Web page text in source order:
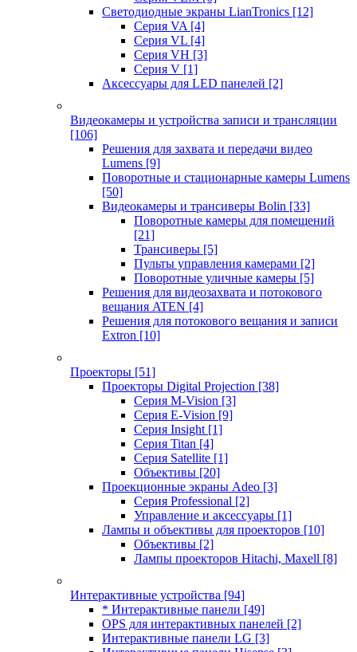
Светодиодные экраны LianTronics [12]
Серия VA [4]
Серия VL [4]
Серия VH [3]
Серия V [1]
Аксессуары для LED панелей [2]
Видеокамеры и устройства записи и трансляции
[106]
Решения для захвата и передачи видео
Lumens [9]
Поворотные и стационарные камеры Lumens
[50]
Видеокамеры и трансиверы Bolin [33]
Поворотные камеры для помещений
[21]
Трансиверы [5]
Пульты управления камерами [2]
Поворотные уличные камеры [5]
Решения для видеозахвата и потокового
вещания ATEN [4]
Решения для потокового вещания и записи
Extron [10]
Проекторы [51]
Проекторы Digital Projection [38]
Серия M-Vision [3]
Серия E-Vision [9]
Серия Insight [1]
Серия Titan [4]
Серия Satellite [1]
Объективы [20]
Проекционные экраны Adeo [3]
Серия Professional [2]
Управление и аксессуары [1]
Лампы и объективы для проекторов [10]
Объективы [2]
Лампы проекторов Hitachi, Maxell [8]
Интерактивные устройства [94]
* Интерактивные панели [49]
OPS для интерактивных панелей [2]
Интерактивные панели LG [3]